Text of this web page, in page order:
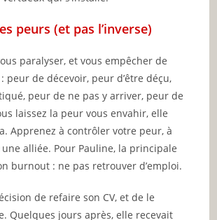
peurs (et pas l’inverse)
paralyser, et vous empêcher de
peur de décevoir, peur d’être déçu,
peur de ne pas y arriver, peur de
laissez la peur vous envahir, elle
Apprenez à contrôler votre peur, à
alliée. Pour Pauline, la principale
burnout : ne pas retrouver d’emploi.
de refaire son CV, et de le
Quelques jours après, elle recevait